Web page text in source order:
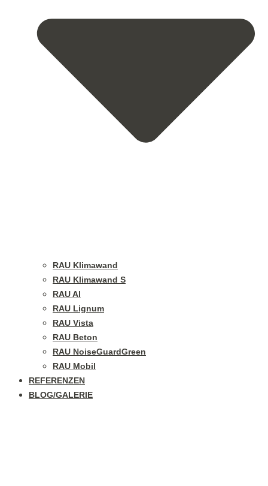
RAU Klimawand
RAU Klimawand S
RAU Al
RAU Lignum
RAU Vista
RAU Beton
RAU NoiseGuardGreen
RAU Mobil
REFERENZEN
BLOG/GALERIE